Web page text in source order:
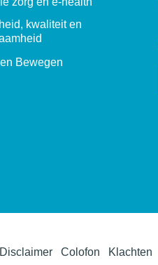
kwaliteit en
Bewegen
Disclaimer Colofon Klachten